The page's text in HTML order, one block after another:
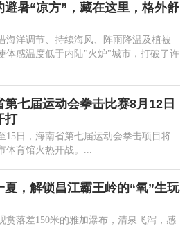
避暑“凉方”，藏在这里，格外舒
海洋调节、持续海风、阵雨降温及植被
体感温度低于内陆"火炉"城市，打破了许
第七届运动会拳击比赛8月12日
打
15日，海南省第七届运动会拳击项目将
体育馆火热开战。...
夏，解锁昌江霸王岭的“氧”生玩
赏落差150米的雅加瀑布，清泉飞泻，感